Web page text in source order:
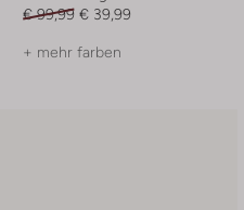
€ 99,99 € 39,99
+ mehr farben